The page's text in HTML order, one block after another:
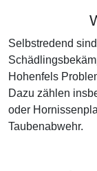
Selbstredend
Hohenfels
Dazu zählen
oder
Taubenabwehr.